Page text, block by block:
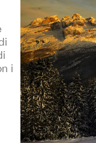
i